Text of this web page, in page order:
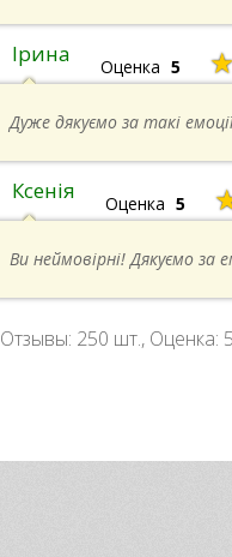
Ірина Оценка 5
Дуже дякуємо за такі
Ксенія Оценка 5
Ви неймовірні! Дякуємо за
Отзывы: 250 шт., Оценка: 5